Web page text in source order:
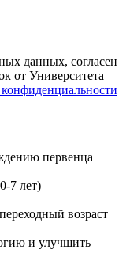
данных, согласен
от Университета
первенца
7 лет)
возраст
и улучшить